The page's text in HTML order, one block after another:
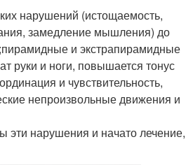
нарушений (истощаемость,
замедление мышления) до
и экстрапирамидные
руки и ноги, повышается тонус
и чувствительность,
непроизвольные движения и
нарушения и начато лечение,